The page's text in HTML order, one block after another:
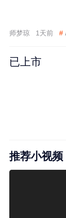
师梦琼 1天前 #
已上市
推荐小视频